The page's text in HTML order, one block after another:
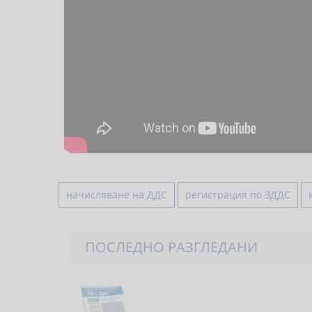
начисляване на ДДС регистрация по ЗДДС
ПОСЛЕДНО РАЗГЛЕДАНИ